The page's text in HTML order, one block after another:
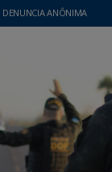
DENUNCIA ANÔNIMA